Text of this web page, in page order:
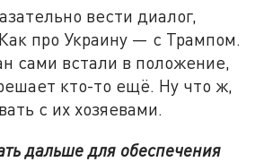
вести диалог,
про Украину — с Трампом.
сами встали в положение,
кто-то ещё. Ну что ж,
с их хозяевами.
дальше для обеспечения